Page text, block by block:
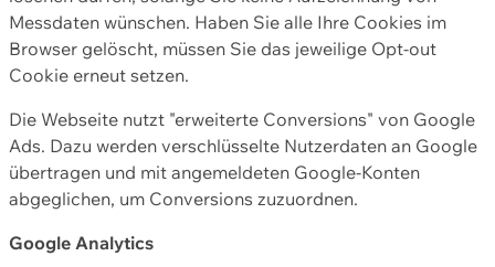
Messdaten wünschen. Haben Sie alle Ihre Cookies im
Browser gelöscht, müssen Sie das jeweilige Opt-out
Cookie erneut setzen.
Die Webseite nutzt "erweiterte Conversions" von Google
Ads. Dazu werden verschlüsselte Nutzerdaten an Google
übertragen und mit angemeldeten Google-Konten
abgeglichen, um Conversions zuzuordnen.
Google Analytics